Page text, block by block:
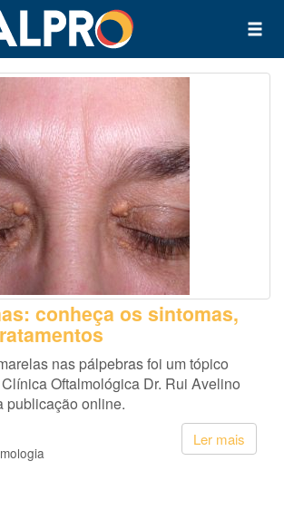
conheça os sintomas,
nas pálpebras foi um tópico
Oftalmológica Dr. Rui Avelino
publicação online.
Ler mais